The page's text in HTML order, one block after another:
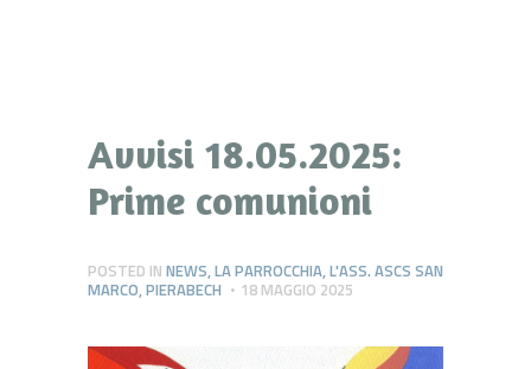
Avvisi 18.05.2025:
Prime comunioni
POSTED IN NEWS,LA PARROCCHIA,L'ASS. ASCS SAN
MARCO,PIERABECH 18 MAGGIO 2025